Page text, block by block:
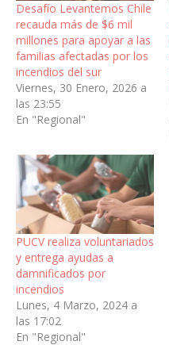
Desafío Levantemos Chile
recauda más de $6 mil
millones para apoyar a las
familias afectadas por los
incendios del sur
Viernes, 30 Enero, 2026 a
las 23:55
En "Regional"
PUCV realiza voluntariados
y entrega ayudas a
damnificados por
incendios
Lunes, 4 Marzo, 2024 a
las 17:02
En "Regional"